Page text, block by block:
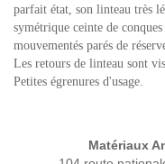
parfait état, son linteau très
symétrique ceinte de
mouvementés parés de
Les retours de linteau sont
Petites égrenures d'usage.
Matériaux